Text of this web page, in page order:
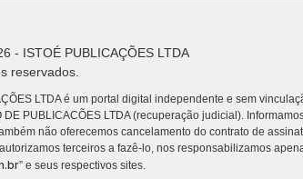
- ISTOÉ PUBLICAÇÕES LTDA
reservados.
LTDA é um portal digital independente e sem
DE PUBLICACÕES LTDA (recuperação judicial).
não oferecemos cancelamento do contrato de
terceiros a fazê-lo, nos responsabilizamos
” e seus respectivos sites.